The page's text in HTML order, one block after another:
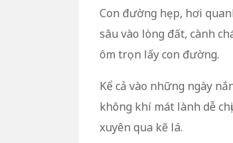
Con đường hẹp, hơi
sâu vào lòng đất, cành
ôm trọn lấy con đường.
Kể cả vào những ngày
không khí mát lành dễ
xuyên qua kẽ lá.